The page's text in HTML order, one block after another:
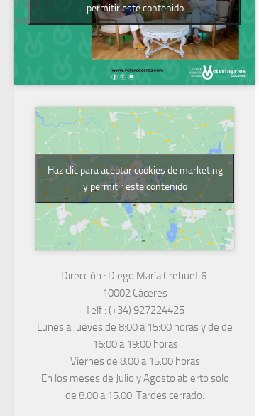
Colegio de
Veterinarios
permitir este contenido
Haz clic para aceptar cookies de marketing
y permitir este contenido
Dirección : Diego María Crehuet 6.
10002 Cáceres
Telf : (+34) 927224425
Lunes a Jueves de 8:00 a 15:00 horas y de de
16:00 a 19:00 horas
Viernes de 8:00 a 15:00 horas
En los meses de Julio y Agosto abierto solo
de 8:00 a 15:00. Tardes cerrado.